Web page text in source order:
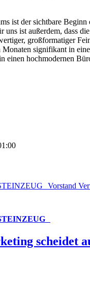
ist der sichtbare
ist außerdem, dass
großformatiger
signifikant in
einen hochmodernen
scheidet